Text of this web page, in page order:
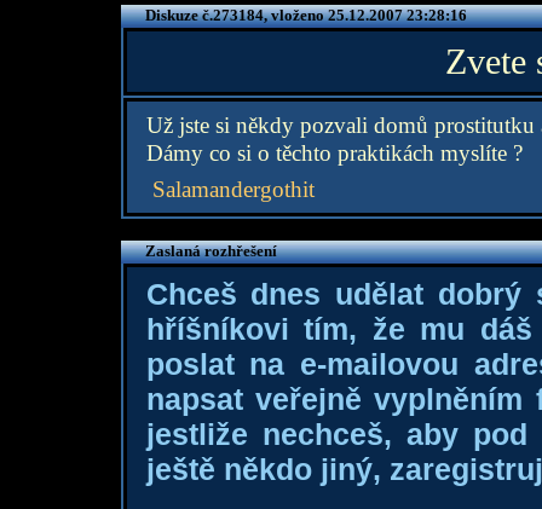
Diskuze č.273184, vloženo 25.12.2007 23:28:16
Zvete
Už jste si někdy pozvali domů prostitutku
Dámy co si o těchto praktikách myslíte ?
Salamandergothit
Zaslaná rozhřešení
Chceš dnes udělat dobrý
hříšníkovi tím, že mu
poslat na e-mailovou
napsat veřejně
jestliže nechceš, aby
ještě někdo jiný,